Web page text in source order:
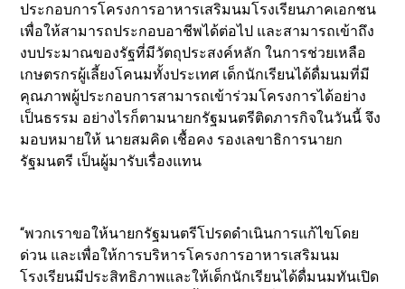
ประกอบการโครงการอาหารเสริมนมโรงเรียนภาคเอกชน
เพื่อให้สามารถประกอบอาชีพได้ต่อไป และสามารถเข้าถึง
งบประมาณของรัฐที่มีวัตถุประสงค์หลัก ในการช่วยเหลือ
เกษตรกรผู้เลี้ยงโคนมทั้งประเทศ เด็กนักเรียนได้ดื่มนมที่มี
คุณภาพผู้ประกอบการสามารถเข้าร่วมโครงการได้อย่าง
เป็นธรรม อย่างไรก็ตามนายกรัฐมนตรีติดภารกิจในวันนี้ จึง
มอบหมายให้ นายสมคิด เชื้อคง รองเลขาธิการนายก
รัฐมนตรี เป็นผู้มารับเรื่องแทน
“พวกเราขอให้นายกรัฐมนตรีโปรดดำเนินการแก้ไขโดย
ด่วน และเพื่อให้การบริหารโครงการอาหารเสริมนม
โรงเรียนมีประสิทธิภาพและให้เด็กนักเรียนได้ดื่มนมทันเปิด